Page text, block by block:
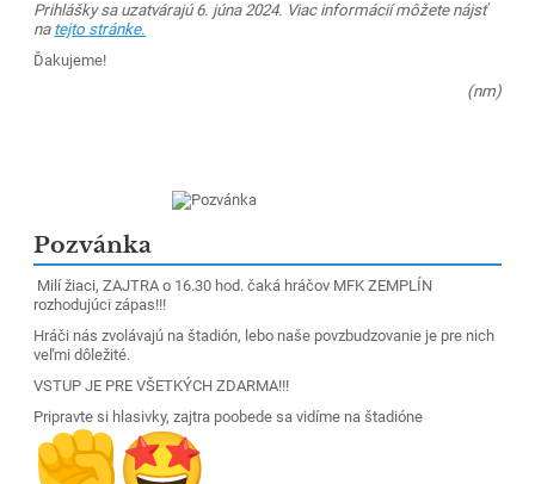
Prihlášky sa uzatvárajú 6. júna 2024. Viac informácií môžete nájsť
na tejto stránke.
Ďakujeme!
(nm)
Pozvánka
Milí žiaci, ZAJTRA o 16.30 hod. čaká hráčov MFK ZEMPLÍN
rozhodujúci zápas!!!
Hráči nás zvolávajú na štadión, lebo naše povzbudzovanie je pre nich
veľmi dôležité.
VSTUP JE PRE VŠETKÝCH ZDARMA!!!
Pripravte si hlasivky, zajtra poobede sa vidíme na štadióne